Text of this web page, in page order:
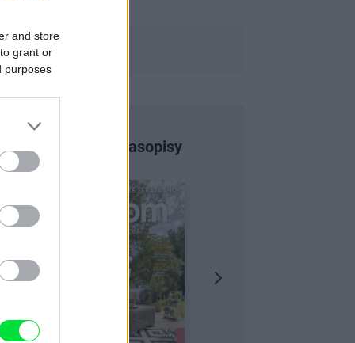
and store
grant or
purposes
Najnovšie časopisy